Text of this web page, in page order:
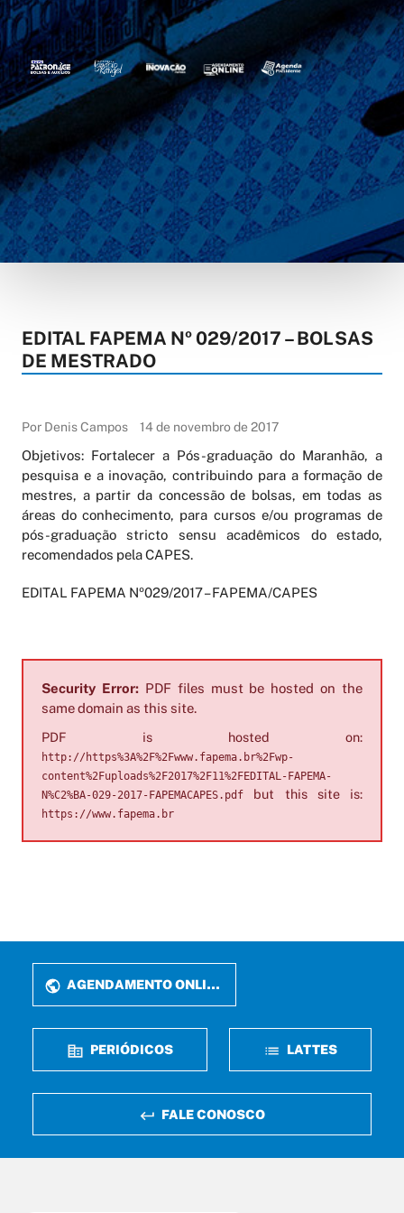
EDITAL FAPEMA Nº 029/2017 – BOLSAS
DE MESTRADO
Por Denis Campos 14 de novembro de 2017
Objetivos: Fortalecer a Pós-graduação do Maranhão, a
pesquisa e a inovação, contribuindo para a formação de
mestres, a partir da concessão de bolsas, em todas as
áreas do conhecimento, para cursos e/ou programas de
pós-graduação stricto sensu acadêmicos do estado,
recomendados pela CAPES.
EDITAL FAPEMA Nº029/2017 – FAPEMA/CAPES
Security Error:PDF files must be hosted on the
same domain as this site.
PDF is hosted on:
http://https%3A%2F%2Fwww.fapema.br%2Fwp-
content%2Fuploads%2F2017%2F11%2FEDITAL-FAPEMA-
N%C2%BA-029-2017-FAPEMACAPES.pdf
but this site is:
https://www.fapema.br
AGENDAMENTO ONLINE
PERIÓDICOS LATTES
FALE CONOSCO